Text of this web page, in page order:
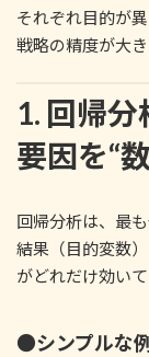
それぞれ目的が
戦略の精度が大き
1. 回帰
要因を“
回帰分析は、最
結果（目的変数
がどれだけ効い
●シンプルな